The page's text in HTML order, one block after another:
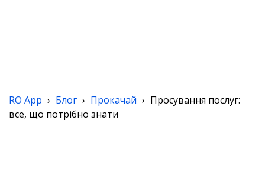
RO App › Блог › Прокачай › Просування послуг:
все, що потрібно знати